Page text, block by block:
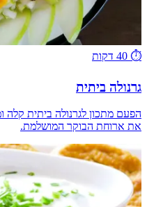
⏱️ 40 דקות
גרנולה ביתית
הפעם מתכון לגרנולה ביתית קלה
את ארוחת הבוקר המושלמת.